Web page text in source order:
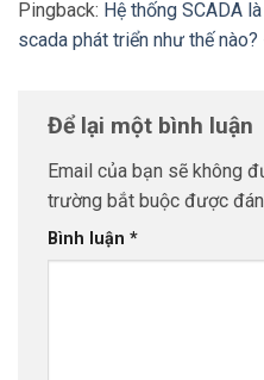
Pingback: Hệ thống SCADA
scada phát triển như thế
Để lại một bình luận
Email của bạn sẽ không
trường bắt buộc được
Bình luận *